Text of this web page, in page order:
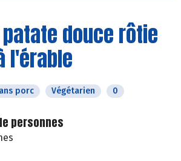
douce rôtie
l'érable
porc Végétarien 0
personnes